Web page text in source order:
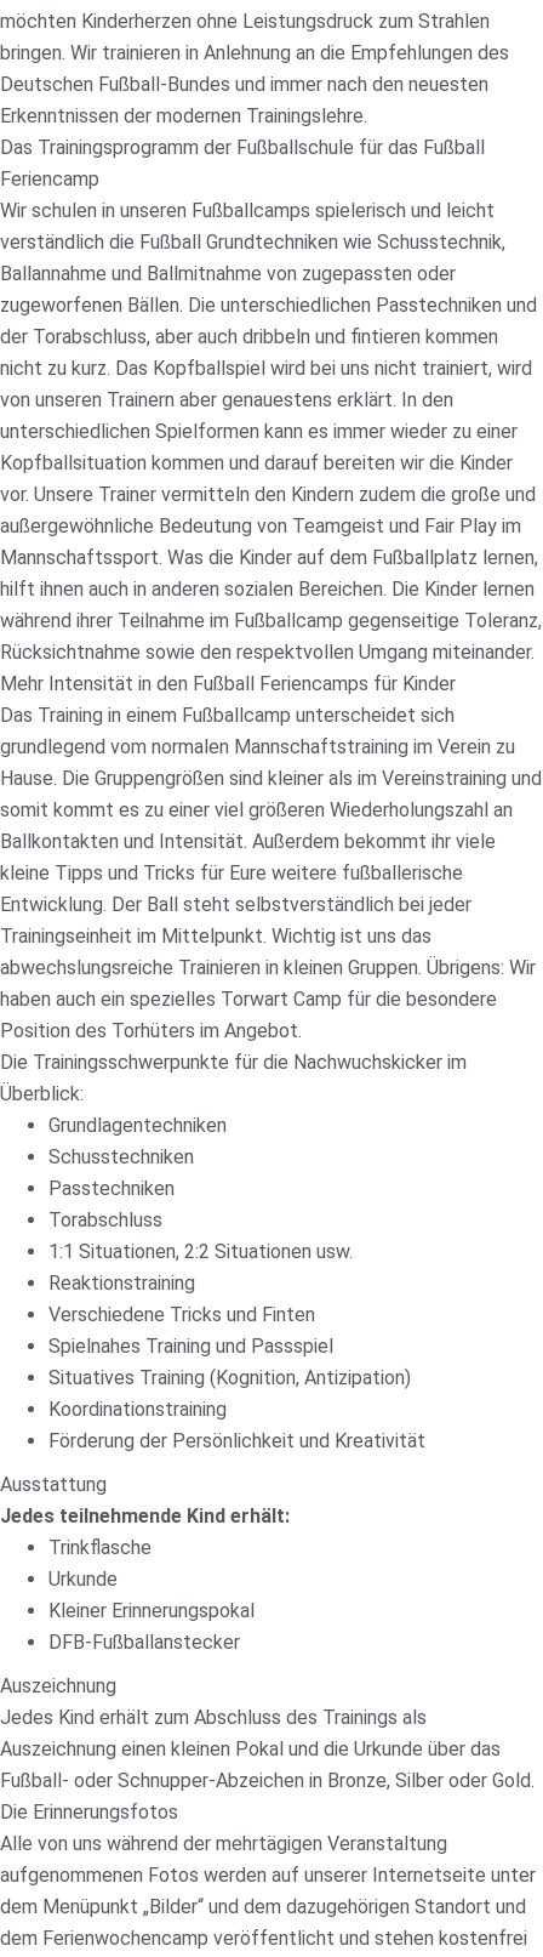
möchten Kinderherzen ohne Leistungsdruck zum Strahlen
bringen. Wir trainieren in Anlehnung an die Empfehlungen des
Deutschen Fußball-Bundes und immer nach den neuesten
Erkenntnissen der modernen Trainingslehre.
Das Trainingsprogramm der Fußballschule für das Fußball
Feriencamp
Wir schulen in unseren Fußballcamps spielerisch und leicht
verständlich die Fußball Grundtechniken wie Schusstechnik,
Ballannahme und Ballmitnahme von zugepassten oder
zugeworfenen Bällen. Die unterschiedlichen Passtechniken und
der Torabschluss, aber auch dribbeln und fintieren kommen
nicht zu kurz. Das Kopfballspiel wird bei uns nicht trainiert, wird
von unseren Trainern aber genauestens erklärt. In den
unterschiedlichen Spielformen kann es immer wieder zu einer
Kopfballsituation kommen und darauf bereiten wir die Kinder
vor. Unsere Trainer vermitteln den Kindern zudem die große und
außergewöhnliche Bedeutung von Teamgeist und Fair Play im
Mannschaftssport. Was die Kinder auf dem Fußballplatz lernen,
hilft ihnen auch in anderen sozialen Bereichen. Die Kinder lernen
während ihrer Teilnahme im Fußballcamp gegenseitige Toleranz,
Rücksichtnahme sowie den respektvollen Umgang miteinander.
Mehr Intensität in den Fußball Feriencamps für Kinder
Das Training in einem Fußballcamp unterscheidet sich
grundlegend vom normalen Mannschaftstraining im Verein zu
Hause. Die Gruppengrößen sind kleiner als im Vereinstraining und
somit kommt es zu einer viel größeren Wiederholungszahl an
Ballkontakten und Intensität. Außerdem bekommt ihr viele
kleine Tipps und Tricks für Eure weitere fußballerische
Entwicklung. Der Ball steht selbstverständlich bei jeder
Trainingseinheit im Mittelpunkt. Wichtig ist uns das
abwechslungsreiche Trainieren in kleinen Gruppen. Übrigens: Wir
haben auch ein spezielles Torwart Camp für die besondere
Position des Torhüters im Angebot.
Die Trainingsschwerpunkte für die Nachwuchskicker im
Überblick:
Grundlagentechniken
Schusstechniken
Passtechniken
Torabschluss
1:1 Situationen, 2:2 Situationen usw.
Reaktionstraining
Verschiedene Tricks und Finten
Spielnahes Training und Passspiel
Situatives Training (Kognition, Antizipation)
Koordinationstraining
Förderung der Persönlichkeit und Kreativität
Ausstattung
Jedes teilnehmende Kind erhält:
Trinkflasche
Urkunde
Kleiner Erinnerungspokal
DFB-Fußballanstecker
Auszeichnung
Jedes Kind erhält zum Abschluss des Trainings als
Auszeichnung einen kleinen Pokal und die Urkunde über das
Fußball- oder Schnupper-Abzeichen in Bronze, Silber oder Gold.
Die Erinnerungsfotos
Alle von uns während der mehrtägigen Veranstaltung
aufgenommenen Fotos werden auf unserer Internetseite unter
dem Menüpunkt „Bilder“ und dem dazugehörigen Standort und
dem Ferienwochencamp veröffentlicht und stehen kostenfrei